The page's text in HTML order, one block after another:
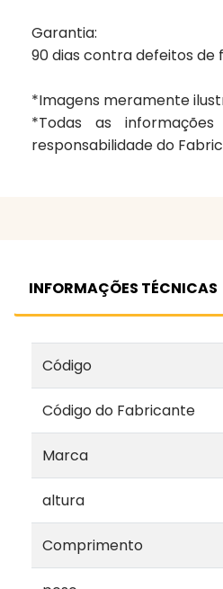
Garantia:
90 dias contra defeitos de
*Imagens meramente
*Todas as
responsabilidade do
INFORMAÇÕES TÉCNICAS
Código
Código do Fabricante
Marca
altura
Comprimento